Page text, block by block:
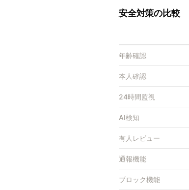
安全対策の比較
年齢確認
本人確認
24時間監視
AI検知
有人レビュー
通報機能
ブロック機能